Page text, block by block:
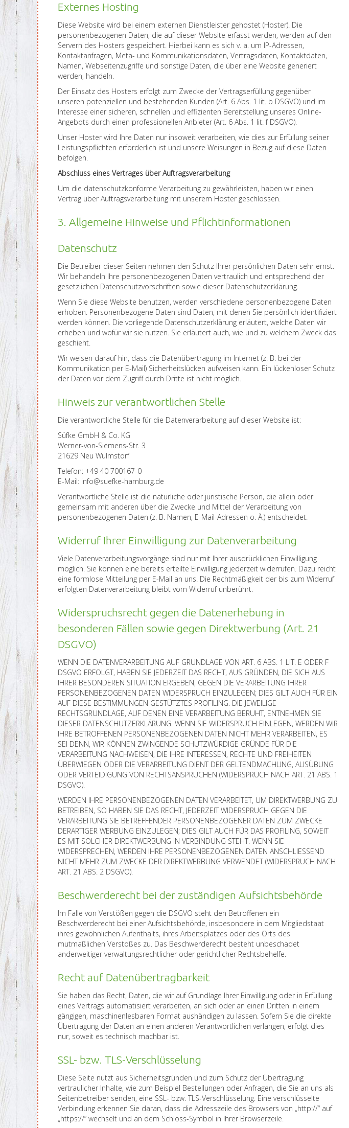
Externes Hosting
Diese Website wird bei einem externen Dienstleister gehostet (Hoster). Die
personenbezogenen Daten, die auf dieser Website erfasst werden, werden auf den
Servern des Hosters gespeichert. Hierbei kann es sich v. a. um IP-Adressen,
Kontaktanfragen, Meta- und Kommunikationsdaten, Vertragsdaten, Kontaktdaten,
Namen, Webseitenzugriffe und sonstige Daten, die über eine Website generiert
werden, handeln.
Der Einsatz des Hosters erfolgt zum Zwecke der Vertragserfüllung gegenüber
unseren potenziellen und bestehenden Kunden (Art. 6 Abs. 1 lit. b DSGVO) und im
Interesse einer sicheren, schnellen und effizienten Bereitstellung unseres Online-
Angebots durch einen professionellen Anbieter (Art. 6 Abs. 1 lit. f DSGVO).
Unser Hoster wird Ihre Daten nur insoweit verarbeiten, wie dies zur Erfüllung seiner
Leistungspflichten erforderlich ist und unsere Weisungen in Bezug auf diese Daten
befolgen.
Abschluss eines Vertrages über Auftragsverarbeitung
Um die datenschutzkonforme Verarbeitung zu gewährleisten, haben wir einen
Vertrag über Auftragsverarbeitung mit unserem Hoster geschlossen.
3. Allgemeine Hinweise und Pflichtinformationen
Datenschutz
Die Betreiber dieser Seiten nehmen den Schutz Ihrer persönlichen Daten sehr ernst.
Wir behandeln Ihre personenbezogenen Daten vertraulich und entsprechend der
gesetzlichen Datenschutzvorschriften sowie dieser Datenschutzerklärung.
Wenn Sie diese Website benutzen, werden verschiedene personenbezogene Daten
erhoben. Personenbezogene Daten sind Daten, mit denen Sie persönlich identifiziert
werden können. Die vorliegende Datenschutzerklärung erläutert, welche Daten wir
erheben und wofür wir sie nutzen. Sie erläutert auch, wie und zu welchem Zweck das
geschieht.
Wir weisen darauf hin, dass die Datenübertragung im Internet (z. B. bei der
Kommunikation per E-Mail) Sicherheitslücken aufweisen kann. Ein lückenloser Schutz
der Daten vor dem Zugriff durch Dritte ist nicht möglich.
Hinweis zur verantwortlichen Stelle
Die verantwortliche Stelle für die Datenverarbeitung auf dieser Website ist:
Süfke GmbH & Co. KG
Werner-von-Siemens-Str. 3
21629 Neu Wulmstorf
Telefon: +49 40 700167-0
E-Mail: info@suefke-hamburg.de
Verantwortliche Stelle ist die natürliche oder juristische Person, die allein oder
gemeinsam mit anderen über die Zwecke und Mittel der Verarbeitung von
personenbezogenen Daten (z. B. Namen, E-Mail-Adressen o. Ä.) entscheidet.
Widerruf Ihrer Einwilligung zur Datenverarbeitung
Viele Datenverarbeitungsvorgänge sind nur mit Ihrer ausdrücklichen Einwilligung
möglich. Sie können eine bereits erteilte Einwilligung jederzeit widerrufen. Dazu reicht
eine formlose Mitteilung per E-Mail an uns. Die Rechtmäßigkeit der bis zum Widerruf
erfolgten Datenverarbeitung bleibt vom Widerruf unberührt.
Widerspruchsrecht gegen die Datenerhebung in
besonderen Fällen sowie gegen Direktwerbung (Art. 21
DSGVO)
WENN DIE DATENVERARBEITUNG AUF GRUNDLAGE VON ART. 6 ABS. 1 LIT. E ODER F
DSGVO ERFOLGT, HABEN SIE JEDERZEIT DAS RECHT, AUS GRÜNDEN, DIE SICH AUS
IHRER BESONDEREN SITUATION ERGEBEN, GEGEN DIE VERARBEITUNG IHRER
PERSONENBEZOGENEN DATEN WIDERSPRUCH EINZULEGEN; DIES GILT AUCH FÜR EIN
AUF DIESE BESTIMMUNGEN GESTÜTZTES PROFILING. DIE JEWEILIGE
RECHTSGRUNDLAGE, AUF DENEN EINE VERARBEITUNG BERUHT, ENTNEHMEN SIE
DIESER DATENSCHUTZERKLÄRUNG. WENN SIE WIDERSPRUCH EINLEGEN, WERDEN WIR
IHRE BETROFFENEN PERSONENBEZOGENEN DATEN NICHT MEHR VERARBEITEN, ES
SEI DENN, WIR KÖNNEN ZWINGENDE SCHUTZWÜRDIGE GRÜNDE FÜR DIE
VERARBEITUNG NACHWEISEN, DIE IHRE INTERESSEN, RECHTE UND FREIHEITEN
ÜBERWIEGEN ODER DIE VERARBEITUNG DIENT DER GELTENDMACHUNG, AUSÜBUNG
ODER VERTEIDIGUNG VON RECHTSANSPRÜCHEN (WIDERSPRUCH NACH ART. 21 ABS. 1
DSGVO).
WERDEN IHRE PERSONENBEZOGENEN DATEN VERARBEITET, UM DIREKTWERBUNG ZU
BETREIBEN, SO HABEN SIE DAS RECHT, JEDERZEIT WIDERSPRUCH GEGEN DIE
VERARBEITUNG SIE BETREFFENDER PERSONENBEZOGENER DATEN ZUM ZWECKE
DERARTIGER WERBUNG EINZULEGEN; DIES GILT AUCH FÜR DAS PROFILING, SOWEIT
ES MIT SOLCHER DIREKTWERBUNG IN VERBINDUNG STEHT. WENN SIE
WIDERSPRECHEN, WERDEN IHRE PERSONENBEZOGENEN DATEN ANSCHLIESSEND
NICHT MEHR ZUM ZWECKE DER DIREKTWERBUNG VERWENDET (WIDERSPRUCH NACH
ART. 21 ABS. 2 DSGVO).
Beschwerderecht bei der zuständigen Aufsichtsbehörde
Im Falle von Verstößen gegen die DSGVO steht den Betroffenen ein
Beschwerderecht bei einer Aufsichtsbehörde, insbesondere in dem Mitgliedstaat
ihres gewöhnlichen Aufenthalts, ihres Arbeitsplatzes oder des Orts des
mutmaßlichen Verstoßes zu. Das Beschwerderecht besteht unbeschadet
anderweitiger verwaltungsrechtlicher oder gerichtlicher Rechtsbehelfe.
Recht auf Datenübertragbarkeit
Sie haben das Recht, Daten, die wir auf Grundlage Ihrer Einwilligung oder in Erfüllung
eines Vertrags automatisiert verarbeiten, an sich oder an einen Dritten in einem
gängigen, maschinenlesbaren Format aushändigen zu lassen. Sofern Sie die direkte
Übertragung der Daten an einen anderen Verantwortlichen verlangen, erfolgt dies
nur, soweit es technisch machbar ist.
SSL- bzw. TLS-Verschlüsselung
Diese Seite nutzt aus Sicherheitsgründen und zum Schutz der Übertragung
vertraulicher Inhalte, wie zum Beispiel Bestellungen oder Anfragen, die Sie an uns als
Seitenbetreiber senden, eine SSL- bzw. TLS-Verschlüsselung. Eine verschlüsselte
Verbindung erkennen Sie daran, dass die Adresszeile des Browsers von „http://“ auf
„https://“ wechselt und an dem Schloss-Symbol in Ihrer Browserzeile.